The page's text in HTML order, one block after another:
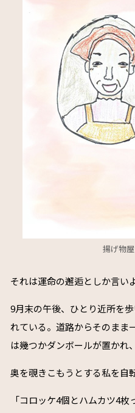
揚げ物
それは運命の邂逅としか言い
9月末の午後、ひとり近所を
れている。道路からそのまま
は幾つかダンボールが置かれ
奥を覗きこもうとする私を自
「コロッケ4個とハムカツ4枚